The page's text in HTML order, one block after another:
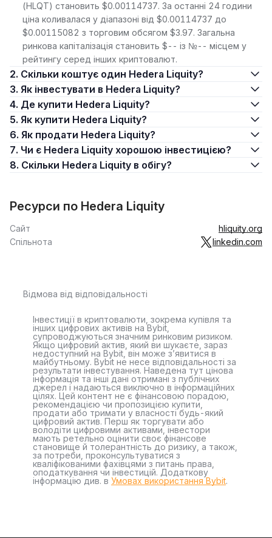
(HLQT) становить $0.00114737. За останні 24 години
ціна коливалася у діапазоні від $0.00114737 до
$0.00115082 з торговим обсягом $3.97. Загальна
ринкова капіталізація становить $-- із №-- місцем у
рейтингу серед інших криптовалют.
2. Скільки коштує один Hedera Liquity?
3. Як інвестувати в Hedera Liquity?
4. Де купити Hedera Liquity?
5. Як купити Hedera Liquity?
6. Як продати Hedera Liquity?
7. Чи є Hedera Liquity хорошою інвестицією?
8. Скільки Hedera Liquity в обігу?
Ресурси по Hedera Liquity
Сайт
hliquity.org
Спільнота
linkedin.com
Відмова від відповідальності
Інвестиції в криптовалюти, зокрема купівля та
інших цифрових активів на Bybit,
супроводжуються значним ринковим ризиком.
Якщо цифровий актив, який ви шукаєте, зараз
недоступний на Bybit, він може з’явитися в
майбутньому. Bybit не несе відповідальності за
результати інвестування. Наведена тут цінова
інформація та інші дані отримані з публічних
джерел і надаються виключно в інформаційних
цілях. Цей контент не є фінансовою порадою,
рекомендацією чи пропозицією купити,
продати або тримати у власності будь-який
цифровий актив. Перш як торгувати або
володіти цифровими активами, інвестори
мають ретельно оцінити своє фінансове
становище й толерантність до ризику, а також,
за потреби, проконсультуватися з
кваліфікованими фахівцями з питань права,
оподаткування чи інвестицій. Додаткову
інформацію див. в Умовах використання Bybit.